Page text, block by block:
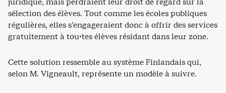
sélection des élèves. Tout comme les écoles publiques
régulières, elles s’engageraient donc à offrir des services
gratuitement à tou·tes élèves résidant dans leur zone.
Cette solution ressemble au système Finlandais qui,
selon M. Vigneault, représente un modèle à suivre.